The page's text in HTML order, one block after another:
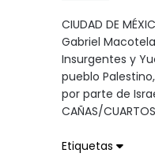
CIUDAD DE
Gabriel
Insurgentes y
pueblo
por parte de
CAÑAS/
Etiquetas